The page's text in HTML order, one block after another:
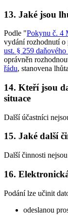
13. Jaké jsou
Podle "Pokynu č. 4
vydání rozhodnutí o
ust. § 259 daňového
oprávněn
řádu, stanovena
14. Kteří jsou
situace
Další účastníci
15. Jaké další
Další činnosti
16.
Podání lze učinit
odeslanou